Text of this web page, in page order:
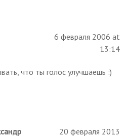
6 февраля 2006 at
13:14
что ты голос улучшаешь :)
20 февраля 2013